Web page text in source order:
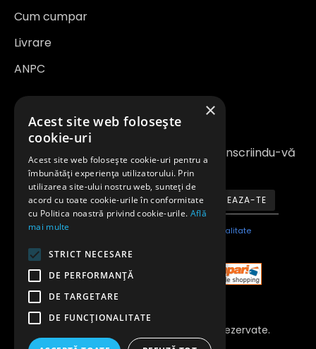
Cum cumpar
Livrare
ANPC
Newsletter
Fiți la curent cu noutățile și promoțiile înscriindu-vă
la newsletter-ul nostru
ABONEAZA-TE
Am citit şi sunt de acord cu Politica de confidentialitate
Copyright 2023 © Toate Drepturile Rezervate.
Anvelopeavantajoase.ro
×
Acest site web folosește
cookie-uri
Acest site web folosește cookie-uri pentru a
îmbunătăți experiența utilizatorului. Prin
utilizarea site-ului nostru web, sunteți de
acord cu toate cookie-urile în conformitate
cu Politica noastră privind cookie-urile. Află
mai multe
STRICT NECESARE
DE PERFORMANȚĂ
DE TARGETARE
DE FUNCŢIONALITATE